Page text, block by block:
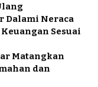
Dalami Neraca
Sesuai
Matangkan
dan